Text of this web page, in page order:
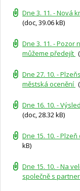
Dne 3. 11. - Nová
(doc, 39.06 kB)
Dne 3. 11. - Pozor
můžeme předejít
Dne 27. 10. -
městská ocenění
Dne 16. 10. -
(doc, 28.32 kB)
Dne 15. 10. -
kB)
Dne 15. 10. - Na
společně s